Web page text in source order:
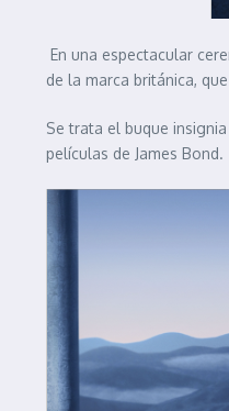
En una espectacular
de la marca británica,
Se trata el buque
películas de James Bond.